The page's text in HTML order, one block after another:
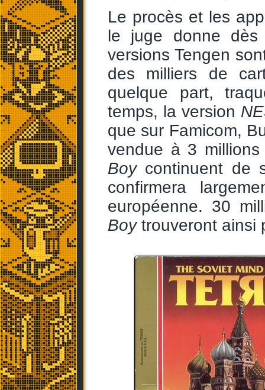
Le procès et les
le juge donne
versions Tengen
des milliers de
quelque part,
temps, la version
que sur Famicom,
vendue à 3
Boycontinuent de
confirmera
européenne. 30
Boytrouveront ainsi